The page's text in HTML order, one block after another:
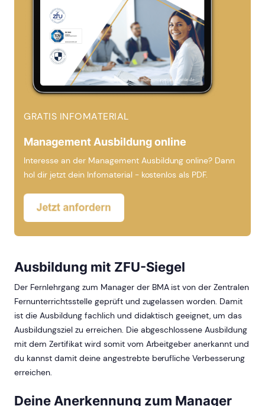
GRATIS INFOMATERIAL
Management Ausbildung online
Interesse an der Management Ausbildung online? Dann
hol dir jetzt dein Infomaterial - kostenlos als PDF.
Ausbildung mit ZFU-Siegel
Der Fernlehrgang zum Manager der BMA ist von der Zentralen
Fernunterrichtsstelle geprüft und zugelassen worden. Damit
ist die Ausbildung fachlich und didaktisch geeignet, um das
Ausbildungsziel zu erreichen. Die abgeschlossene Ausbildung
mit dem Zertifikat wird somit vom Arbeitgeber anerkannt und
du kannst damit deine angestrebte berufliche Verbesserung
erreichen.
Deine Anerkennung zum Manager